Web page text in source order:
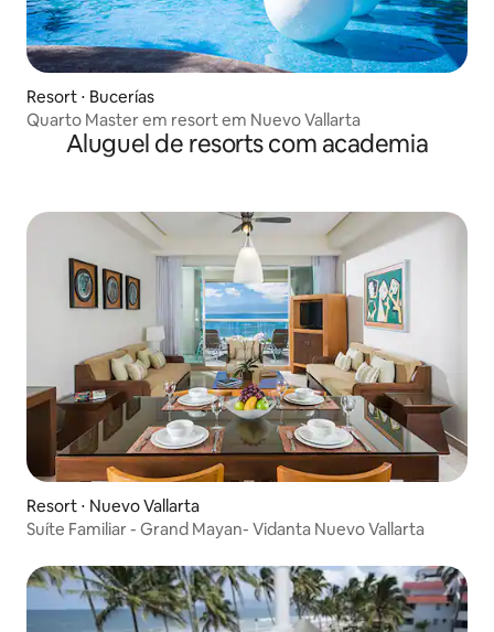
Resort ⋅ Bucerías
Quarto Master em resort em Nuevo Vallarta
Aluguel de resorts com academia
Resort ⋅ Nuevo Vallarta
Suíte Familiar - Grand Mayan- Vidanta Nuevo Vallarta